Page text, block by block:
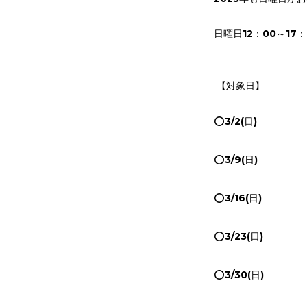
日曜日12：00～17
【対象日】
⭕️3/2(日)
⭕️3/9(日)
⭕️3/16(日)
⭕️3/23(日)
⭕️3/30(日)